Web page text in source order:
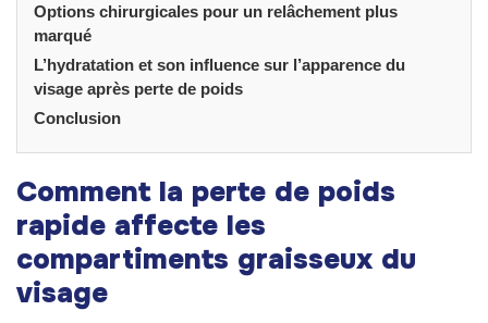
Options chirurgicales pour un relâchement plus
marqué
L’hydratation et son influence sur l’apparence du
visage après perte de poids
Conclusion
Comment la perte de poids
rapide affecte les
compartiments graisseux du
visage